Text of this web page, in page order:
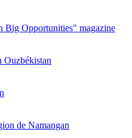
Opportunities" magazine
Ouzbékistan
de Namangan